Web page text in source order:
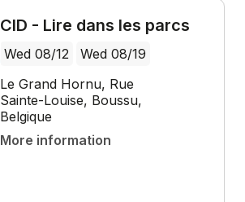
CID - Lire dans les parcs
Wed 08/12
Wed 08/19
Le Grand Hornu, Rue
Sainte-Louise, Boussu,
Belgique
More information